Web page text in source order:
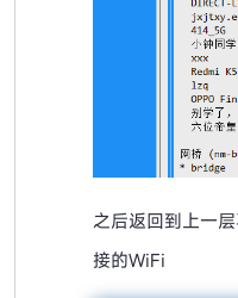
之后返回到上一
接的WiFi